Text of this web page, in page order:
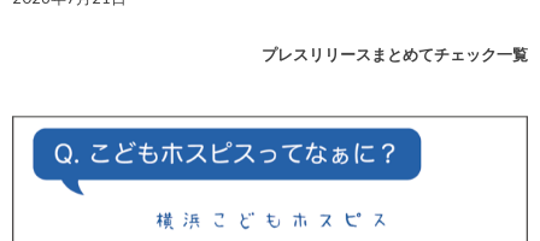
プレスリリースまとめてチェック一覧